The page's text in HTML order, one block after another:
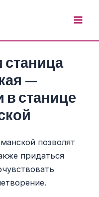
станица
—
станице
позволят
придаться